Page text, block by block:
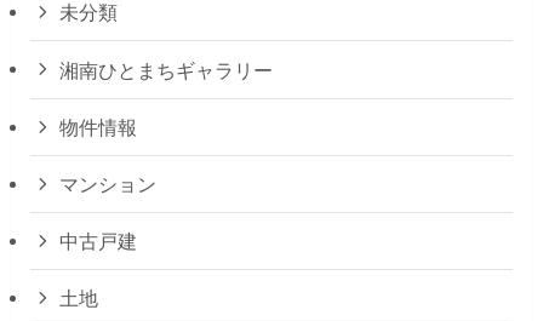
未分類
湘南ひとまちギャラリー
物件情報
マンション
中古戸建
土地